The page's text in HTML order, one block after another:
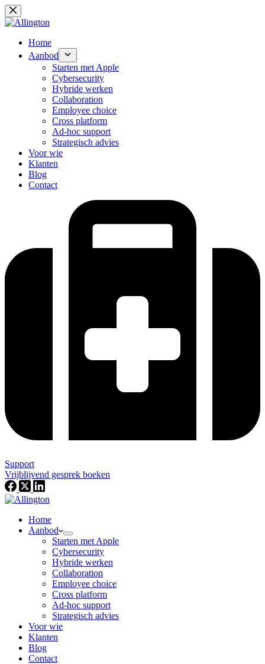
Ga
naar
inhoudHome
Aanbod
Starten met Apple
Cybersecurity
Hybride werken
Collaboration
Employee choice
Cross platform
Ad-hoc support
Strategisch advies
Voor wie
Klanten
Blog
Contact
Support
Vrijblijvend gesprek boeken
Home
Aanbod
Starten met Apple
Cybersecurity
Hybride werken
Collaboration
Employee choice
Cross platform
Ad-hoc support
Strategisch advies
Voor wie
Klanten
Blog
Contact